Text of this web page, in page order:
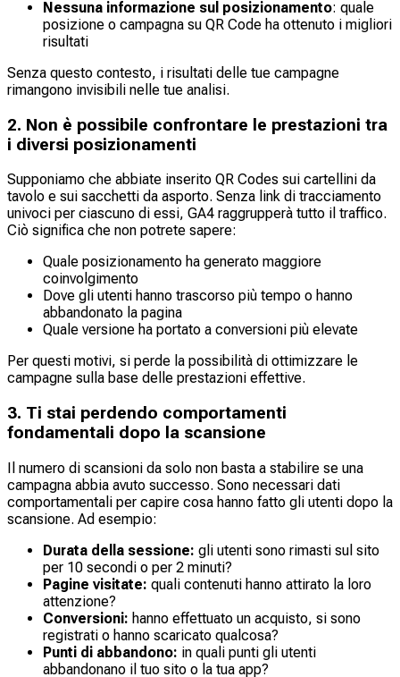
Nessuna informazione sul posizionamento: quale
posizione o campagna su QR Code ha ottenuto i migliori
risultati
Senza questo contesto, i risultati delle tue campagne
rimangono invisibili nelle tue analisi.
2. Non è possibile confrontare le prestazioni tra
i diversi posizionamenti
Supponiamo che abbiate inserito QR Codes sui cartellini da
tavolo e sui sacchetti da asporto. Senza link di tracciamento
univoci per ciascuno di essi, GA4 raggrupperà tutto il traffico.
Ciò significa che non potrete sapere:
Quale posizionamento ha generato maggiore
coinvolgimento
Dove gli utenti hanno trascorso più tempo o hanno
abbandonato la pagina
Quale versione ha portato a conversioni più elevate
Per questi motivi, si perde la possibilità di ottimizzare le
campagne sulla base delle prestazioni effettive.
3. Ti stai perdendo comportamenti
fondamentali dopo la scansione
Il numero di scansioni da solo non basta a stabilire se una
campagna abbia avuto successo. Sono necessari dati
comportamentali per capire cosa hanno fatto gli utenti dopo la
scansione. Ad esempio:
Durata della sessione: gli utenti sono rimasti sul sito
per 10 secondi o per 2 minuti?
Pagine visitate: quali contenuti hanno attirato la loro
attenzione?
Conversioni: hanno effettuato un acquisto, si sono
registrati o hanno scaricato qualcosa?
Punti di abbandono: in quali punti gli utenti
abbandonano il tuo sito o la tua app?